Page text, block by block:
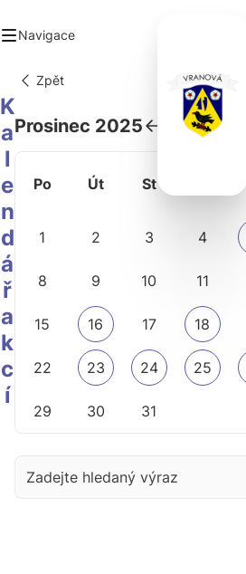
a spolky
systém
Navigace
Zpět
K
a
l
e
n
d
á
ř
a
k
c
í
Prosinec 2025
Po Út St
1 2 3 4
8 9 10 11
15 16 17 18
22 23 24 25
29 30 31